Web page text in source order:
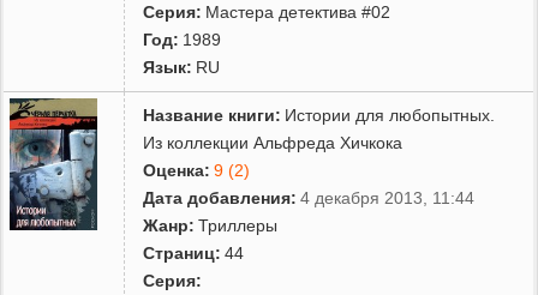
Серия: Мастера детектива #02
Год: 1989
Язык: RU
Название книги: Истории для любопытных.
Из коллекции Альфреда Хичкока
Оценка: 9 (2)
Дата добавления: 4 декабря 2013, 11:44
Жанр: Триллеры
Страниц: 44
Серия: